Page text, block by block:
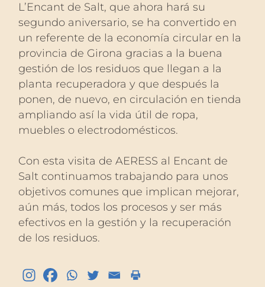
L’Encant de Salt, que ahora hará su
segundo aniversario, se ha convertido en
un referente de la economía circular en la
provincia de Girona gracias a la buena
gestión de los residuos que llegan a la
planta recuperadora y que después la
ponen, de nuevo, en circulación en tienda
ampliando así la vida útil de ropa,
muebles o electrodomésticos.
Con esta visita de AERESS al Encant de
Salt continuamos trabajando para unos
objetivos comunes que implican mejorar,
aún más, todos los procesos y ser más
efectivos en la gestión y la recuperación
de los residuos.